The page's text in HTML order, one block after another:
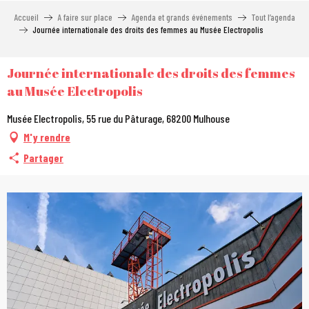
Accueil A faire sur place Agenda et grands événements
Tout l’agenda
Journée internationale des droits des femmes au Musée Electropolis
Journée internationale des droits des femmes
au Musée Electropolis
Musée Electropolis, 55 rue du Pâturage, 68200 Mulhouse
M'y rendre
Partager